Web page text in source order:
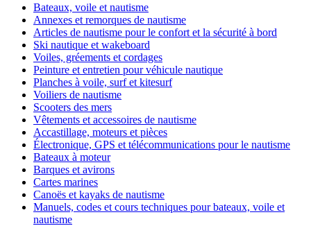
Bateaux, voile et nautisme
Annexes et remorques de nautisme
Articles de nautisme pour le confort et la sécurité à bord
Ski nautique et wakeboard
Voiles, gréements et cordages
Peinture et entretien pour véhicule nautique
Planches à voile, surf et kitesurf
Voiliers de nautisme
Scooters des mers
Vêtements et accessoires de nautisme
Accastillage, moteurs et pièces
Électronique, GPS et télécommunications pour le nautisme
Bateaux à moteur
Barques et avirons
Cartes marines
Canoës et kayaks de nautisme
Manuels, codes et cours techniques pour bateaux, voile et
nautisme